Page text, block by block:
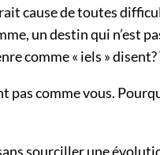
cause de toutes
un destin qui n’est
comme « iels » disent?
pas comme vous.
sourciller une